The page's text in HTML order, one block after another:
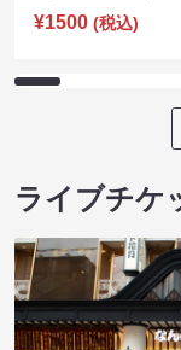
¥1500 (税込)
ライブチケ